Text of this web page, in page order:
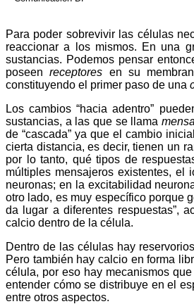
Para poder sobrevivir las células
reaccionar a los mismos. En una
sustancias. Podemos pensar
poseenreceptores en su
constituyendo el primer paso de una
Los cambios “hacia adentro”
sustancias, a las que se llama
de “cascada” ya que el cambio
cierta distancia, es decir, tienen un
por lo tanto, qué tipos de
múltiples mensajeros existentes, el
neuronas; en la excitabilidad
otro lado, es muy específico porque
da lugar a diferentes respuestas”,
calcio dentro de la célula.
Dentro de las células hay
Pero también hay calcio en forma
célula, por eso hay mecanismos
entender cómo se distribuye en el
entre otros aspectos.